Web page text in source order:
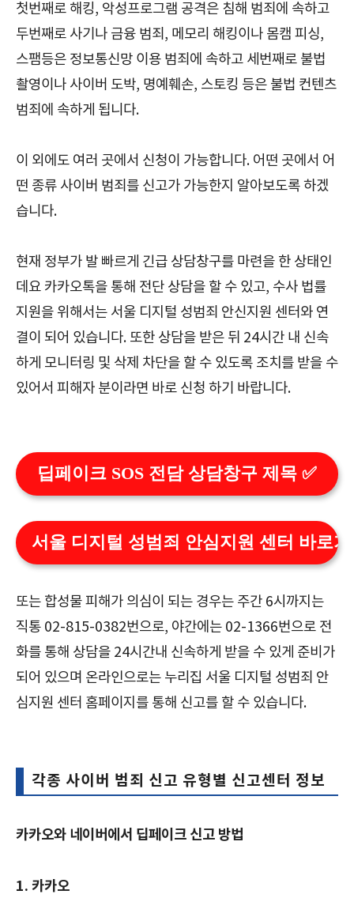
첫번째로 해킹, 악성프로그램 공격은 침해 범죄에 속하고
두번째로 사기나 금융 범죄, 메모리 해킹이나 몸캠 피싱,
스팸등은 정보통신망 이용 범죄에 속하고 세번째로 불법
촬영이나 사이버 도박, 명예훼손, 스토킹 등은 불법 컨텐츠
범죄에 속하게 됩니다.
이 외에도 여러 곳에서 신청이 가능합니다. 어떤 곳에서 어
떤 종류 사이버 범죄를 신고가 가능한지 알아보도록 하겠
습니다.
현재 정부가 발 빠르게 긴급 상담창구를 마련을 한 상태인
데요 카카오톡을 통해 전단 상담을 할 수 있고, 수사 법률
지원을 위해서는 서울 디지털 성범죄 안신지원 센터와 연
결이 되어 있습니다. 또한 상담을 받은 뒤 24시간 내 신속
하게 모니터링 및 삭제 차단을 할 수 있도록 조치를 받을 수
있어서 피해자 분이라면 바로 신청 하기 바랍니다.
딥페이크 SOS 전담 상담창구 제목 ✅
서울 디지털 성범죄 안심지원 센터 바로가
또는 합성물 피해가 의심이 되는 경우는 주간 6시까지는
직통 02-815-0382번으로, 야간에는 02-1366번으로 전
화를 통해 상담을 24시간내 신속하게 받을 수 있게 준비가
되어 있으며 온라인으로는 누리집 서울 디지털 성범죄 안
심지원 센터 홈페이지를 통해 신고를 할 수 있습니다.
각종 사이버 범죄 신고 유형별 신고센터 정보
카카오와 네이버에서 딥페이크 신고 방법
1. 카카오